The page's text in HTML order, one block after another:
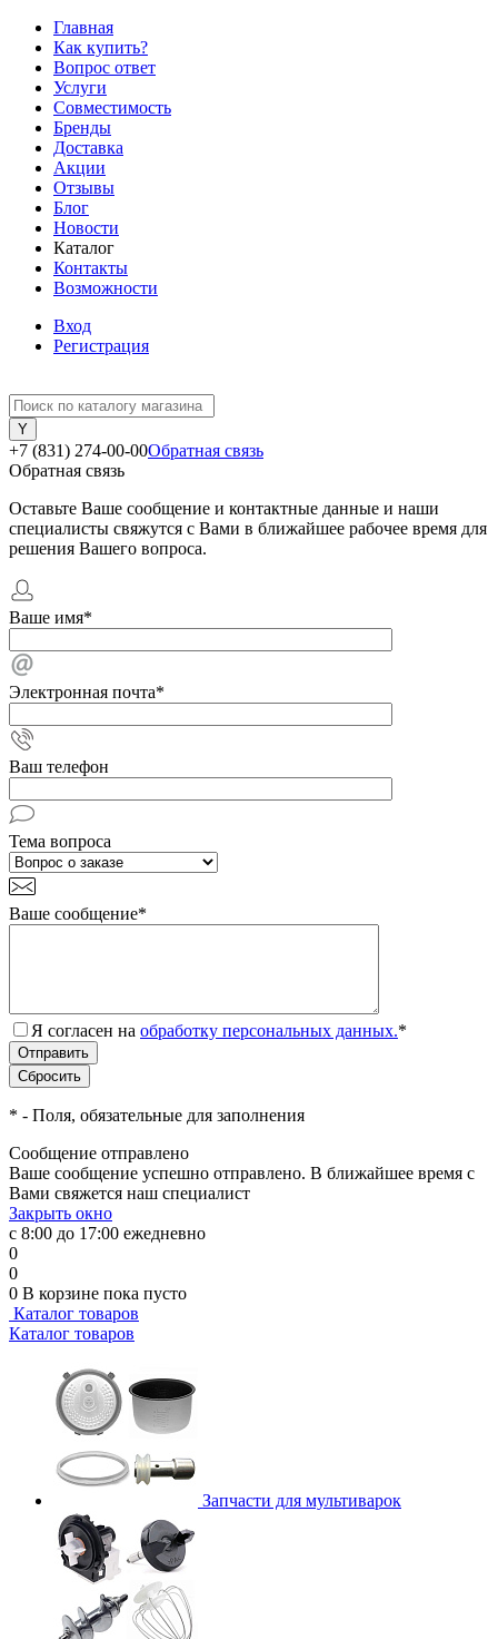
Главная
Как купить?
Вопрос ответ
Услуги
Совместимость
Бренды
Доставка
Акции
Отзывы
Блог
Новости
Каталог
Контакты
Возможности
Вход
Регистрация
+7 (831) 274-00-00Обратная связь
Обратная связь
Оставьте Ваше сообщение и контактные данные и наши
специалисты свяжутся с Вами в ближайшее рабочее время для
решения Вашего вопроса.
Ваше имя*
Электронная почта*
Ваш телефон
Тема вопроса
Ваше сообщение*
Я согласен на обработку персональных данных.*
* - Поля, обязательные для заполнения
Сообщение отправлено
Ваше сообщение успешно отправлено. В ближайшее время с
Вами свяжется наш специалист
Закрыть окно
с 8:00 до 17:00 ежедневно
0
0
0 В корзине пока пусто
Каталог товаров
Каталог товаров
Запчасти для мультиварок